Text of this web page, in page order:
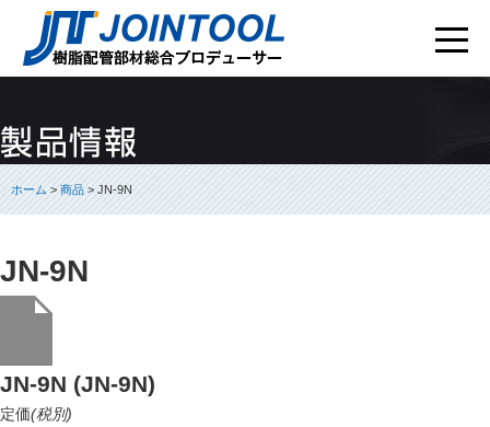
ホーム>商品> JN-9N
JN-9N
JN-9N (JN-9N)
定価(税別)